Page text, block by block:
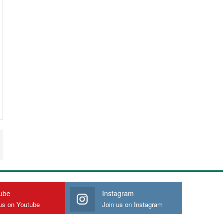
on Youtube
Instagram
Join us on Instagram